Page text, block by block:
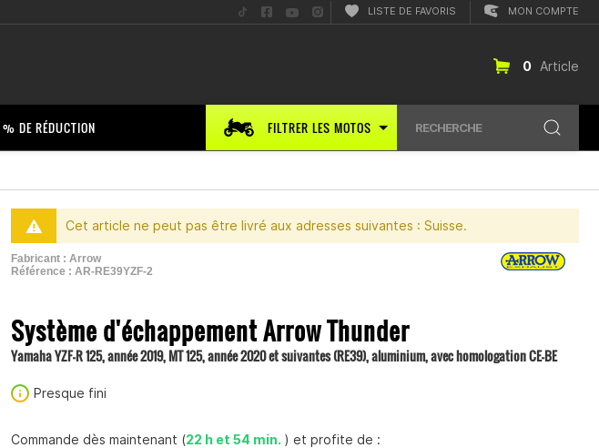
Suis-
nous
Suis-
nous
Suis-
nous
Suis-
nous
LISTE DE FAVORIS MON COMPTE
0 Article
% DE RÉDUCTION FILTRER LES MOTOS RECHERCHE
Cet article ne peut pas être livré aux adresses suivantes : Suisse.
Fabricant : Arrow
Référence : AR-RE39YZF-2
Système d'échappement Arrow Thunder
Yamaha YZF-R 125, année 2019, MT 125, année 2020 et suivantes (RE39), aluminium, avec homologation CE-BE
Presque fini
Commande dès maintenant (22 h et 54 min. ) et profite de :